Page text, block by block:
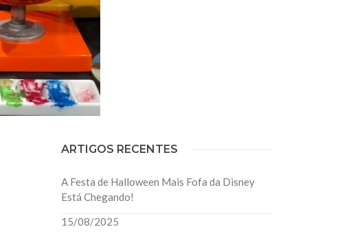
ARTIGOS RECENTES
A Festa de Halloween Mais Fofa da Disney
Está Chegando!
15/08/2025